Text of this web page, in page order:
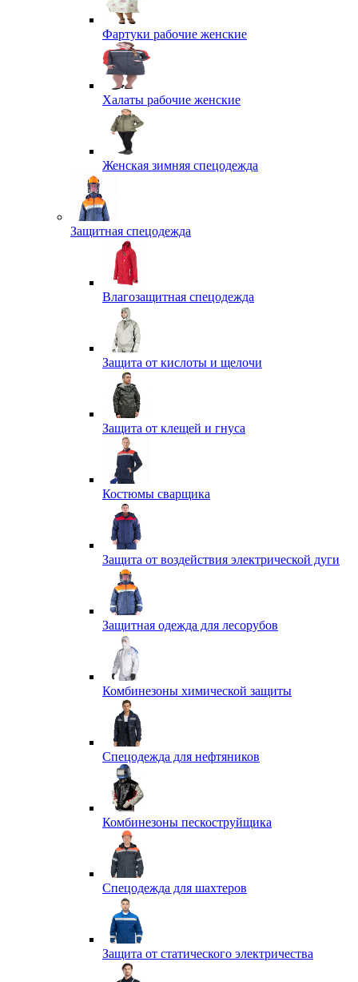
Фартуки рабочие женские
Халаты рабочие женские
Женская зимняя спецодежда
Защитная спецодежда
Влагозащитная спецодежда
Защита от кислоты и щелочи
Защита от клещей и гнуса
Костюмы сварщика
Защита от воздействия электрической дуги
Защитная одежда для лесорубов
Комбинезоны химической защиты
Спецодежда для нефтяников
Комбинезоны пескоструйщика
Спецодежда для шахтеров
Защита от статического электричества